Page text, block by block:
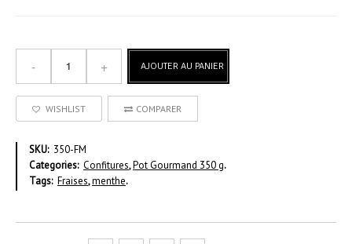
AJOUTER AU PANIER
WISHLIST COMPARER
SKU: 350-FM
Categories: Confitures,Pot Gourmand 350 g.
Tags: Fraises,menthe.